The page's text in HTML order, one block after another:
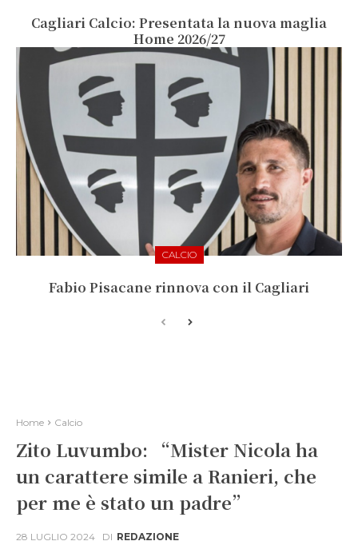
Cagliari Calcio: Presentata la nuova maglia
Home 2026/27
CALCIO
Fabio Pisacane rinnova con il Cagliari